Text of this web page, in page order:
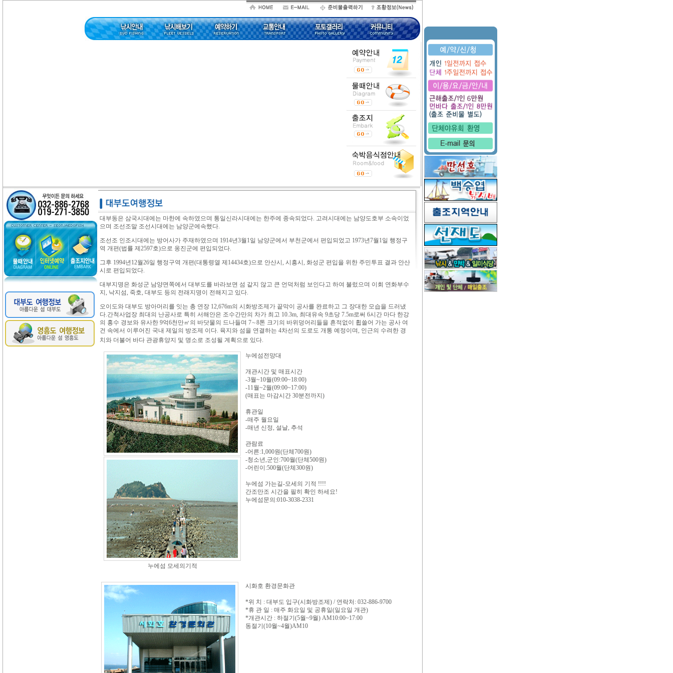
대부동은 삼국시대에는 마한에 속하였으며 통일신라시대에는 한주에 종속되었다. 고려시대에는 남양도호부 소속이었
으며 조선조말 조선시대에는 남양군에속했다.
조선조 인조시대에는 방어사가 주재하였으며 1914년3월1일 남양군에서 부천군에서 편입되었고 1973년7월1일 행정구
역 개편(법률 제2597호)으로 옹진군에 편입되었다.
그후 1994년12월26일 행정구역 개편(대통령열 제14434호)으로 안산시, 시흥시, 화성군 편입을 위한 주민투표 결과 안산
시로 편입되었다.
대부지명은 화성군 남양면쪽에서 대부도를 바라보면 섬 같지 않고 큰 언덕처럼 보인다고 하여 불렀으며 이회 연화부수
지, 낙지섬, 죽호, 대부도 등의 전래지명이 전해지고 있다.
오이도와 대부도 방아머리를 잇는 총 연장 12,676m의 시화방조제가 끝막이 공사를 완료하고 그 장대한 모습을 드러냈
다.간척사업장 최대의 난공사로 특히 서해안은 조수간만의 차가 최고 10.3m, 최대유속 9초당 7.5m로써 6시간 마다 한강
의 홍수 경보와 유사한 9억6천만㎡의 바닷물의 드나들며 7∼8톤 크기의 바위덩어리들을 흔적없이 휩쓸어 가는 공사 여
건 속에서 이루어진 국내 제일의 방조제 이다. 육지와 섬을 연결하는 4차선의 도로도 개통 예정이며, 인근의 수려한 경
치와 더불어 바다 관광휴양지 및 명소로 조성될 계획으로 있다.
누에섬 모세의기적
누에섬전망대
개관시간 및 매표시간
-3월~10월(09:00~18:00)
-11월~2월(09:00~17:00)
(매표는 마감시간 30분전까지)
휴관일
-매주 월요일
-매년 신정, 설날, 추석
관람료
-어른:1,000원(단체700원)
-청소년,군인:700월(단체500원)
-어린이:500월(단체300원)
누에섬 가는길-모세의 기적 !!!!
간조만조 시간을 필히 확인 하세요!
누에섬문의:010-3038-2331
시화호 환경문화관
*위 치 : 대부도 입구(시화방조제) / 연락처: 032-886-9700
*휴 관 일 : 매주 화요일 및 공휴일(일요일 개관)
*개관시간 : 하절기(5월~9월) AM10:00~17:00
동절기(10월~4월)AM10